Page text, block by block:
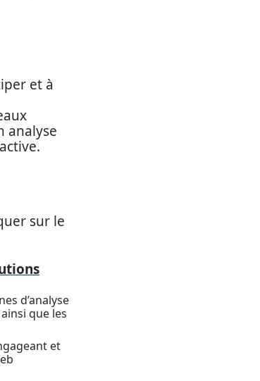
et à
analyse
sur le
d’analyse
que les
et